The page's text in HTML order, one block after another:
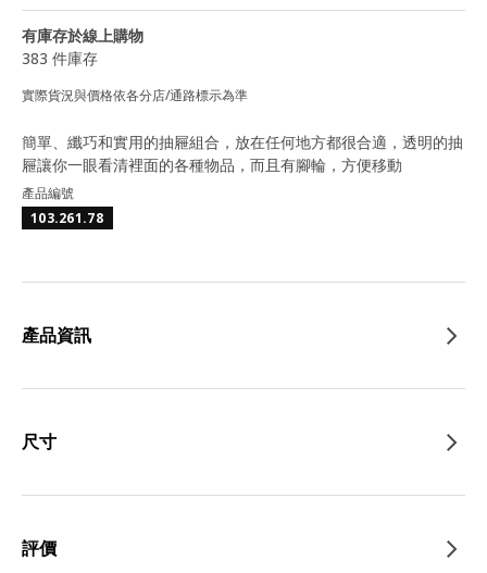
有庫存於線上購物
383 件庫存
實際貨況與價格依各分店/通路標示為準
簡單、纖巧和實用的抽屜組合，放在任何地方都很合適，透明的抽
屜讓你一眼看清裡面的各種物品，而且有腳輪，方便移動
產品編號
103.261.78
產品資訊
尺寸
評價